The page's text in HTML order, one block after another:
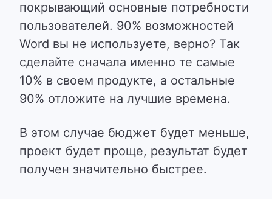
покрывающий основные потребности
пользователей. 90% возможностей
Word вы не используете, верно? Так
сделайте сначала именно те самые
10% в своем продукте, а остальные
90% отложите на лучшие времена.
В этом случае бюджет будет меньше,
проект будет проще, результат будет
получен значительно быстрее.